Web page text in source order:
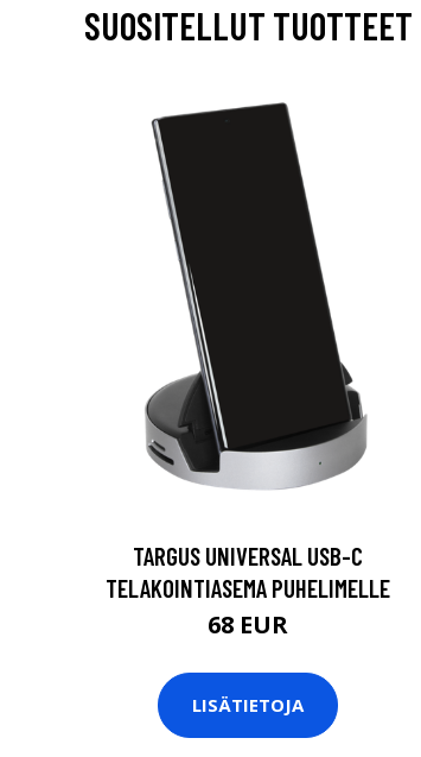
SUOSITELLUT TUOTTEET
TARGUS UNIVERSAL USB-C
TELAKOINTIASEMA PUHELIMELLE
68 EUR
LISÄTIETOJA